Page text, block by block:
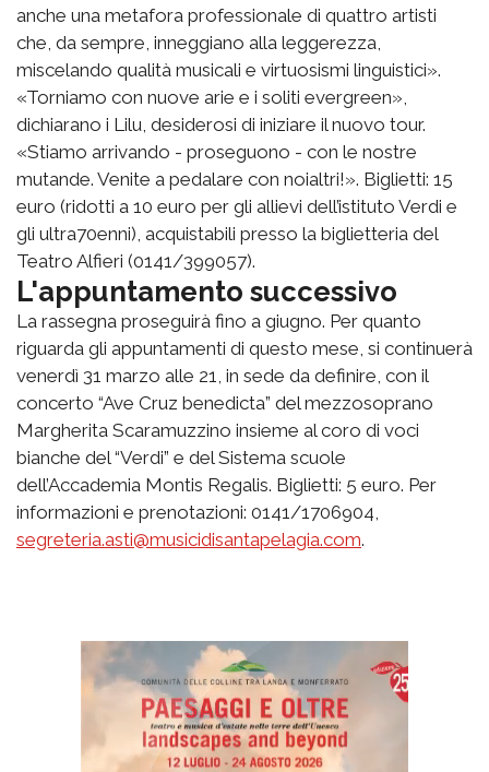
anche una metafora professionale di quattro artisti
che, da sempre, inneggiano alla leggerezza,
miscelando qualità musicali e virtuosismi linguistici».
«Torniamo con nuove arie e i soliti evergreen»,
dichiarano i Lilu, desiderosi di iniziare il nuovo tour.
«Stiamo arrivando - proseguono - con le nostre
mutande. Venite a pedalare con noialtri!». Biglietti: 15
euro (ridotti a 10 euro per gli allievi dell’istituto Verdi e
gli ultra70enni), acquistabili presso la biglietteria del
Teatro Alfieri (0141/399057).
L'appuntamento successivo
La rassegna proseguirà fino a giugno. Per quanto
riguarda gli appuntamenti di questo mese, si continuerà
venerdì 31 marzo alle 21, in sede da definire, con il
concerto “Ave Cruz benedicta” del mezzosoprano
Margherita Scaramuzzino insieme al coro di voci
bianche del “Verdi” e del Sistema scuole
dell’Accademia Montis Regalis. Biglietti: 5 euro. Per
informazioni e prenotazioni: 0141/1706904,
segreteria.asti@musicidisantapelagia.com.